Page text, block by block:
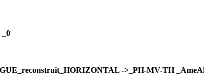
_0
->_PH-MV-TH